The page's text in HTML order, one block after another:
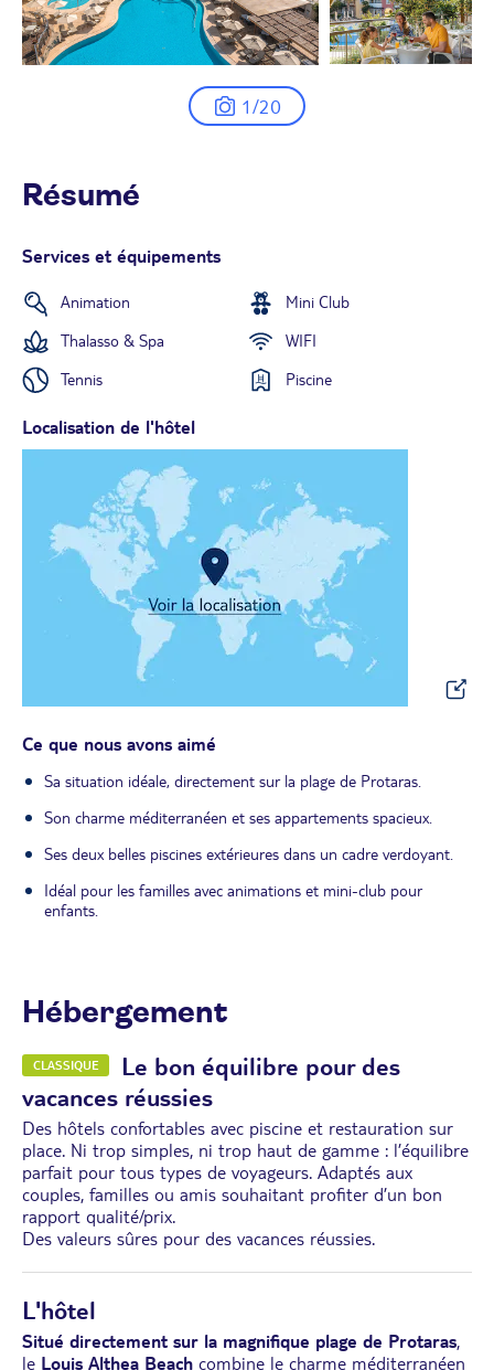
1/20
Résumé
Services et équipements
Animation
Mini Club
Thalasso & Spa
WIFI
Tennis
Piscine
Localisation de l'hôtel
Ce que nous avons aimé
Sa situation idéale, directement sur la plage de Protaras.
Son charme méditerranéen et ses appartements spacieux.
Ses deux belles piscines extérieures dans un cadre verdoyant.
Idéal pour les familles avec animations et mini-club pour
enfants.
Hébergement
CLASSIQUE
Le bon équilibre pour des
vacances réussies
Des hôtels confortables avec piscine et restauration sur
place. Ni trop simples, ni trop haut de gamme : l’équilibre
parfait pour tous types de voyageurs. Adaptés aux
couples, familles ou amis souhaitant profiter d’un bon
rapport qualité/prix.
Des valeurs sûres pour des vacances réussies.
L'hôtel
Situé directement sur la magnifique plage de Protaras,
le Louis Althea Beach combine le charme méditerranéen